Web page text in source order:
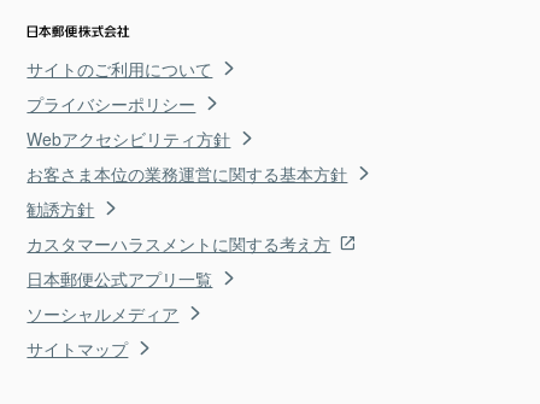
サイトのご利用について
プライバシーポリシー
Webアクセシビリティ方針
お客さま本位の業務運営に関する基本方針
勧誘方針
カスタマーハラスメントに関する考え方
日本郵便公式アプリ一覧
ソーシャルメディア
サイトマップ